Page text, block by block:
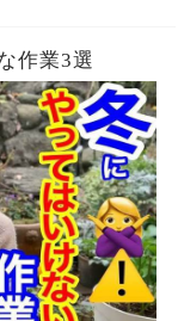
作業3選